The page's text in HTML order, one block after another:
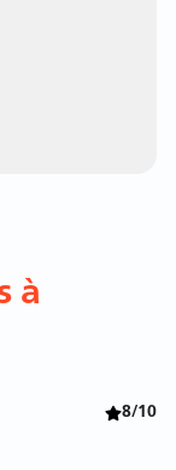
à
8/10